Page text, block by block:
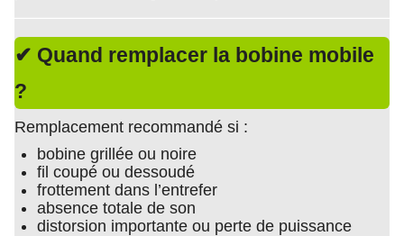
✔ Quand remplacer la bobine mobile
?
Remplacement recommandé si :
bobine grillée ou noire
fil coupé ou dessoudé
frottement dans l’entrefer
absence totale de son
distorsion importante ou perte de puissance